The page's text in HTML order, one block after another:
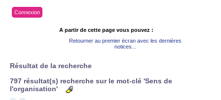
Connexion
A partir de cette page vous pouvez :
Retourner au premier écran avec les dernières
notices...
Résultat de la recherche
797 résultat(s) recherche sur le mot-clé 'Sens de
l'organisation'